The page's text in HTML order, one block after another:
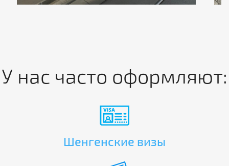
У нас часто оформляют:
Шенгенские визы